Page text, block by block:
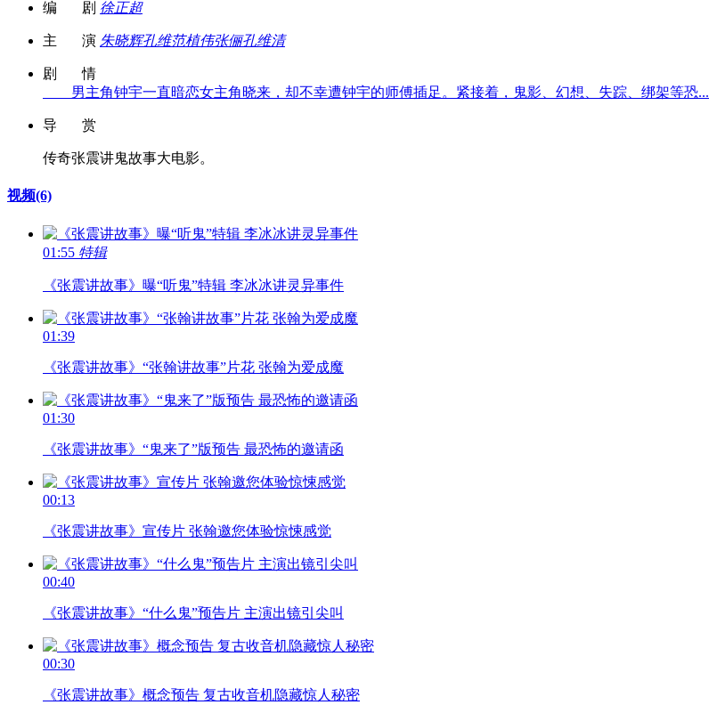
编 剧 徐正超
主 演 朱晓辉孔维范植伟张俪孔维清
剧 情
男主角钟宇一直暗恋女主角晓来，却不幸遭钟宇的师傅插足。紧接着，鬼影、幻想、失踪、绑架等恐...
导 赏
传奇张震讲鬼故事大电影。
视频(6)
01:55 特辑
《张震讲故事》曝“听鬼”特辑 李冰冰讲灵异事件
01:39
《张震讲故事》“张翰讲故事”片花 张翰为爱成魔
01:30
《张震讲故事》“鬼来了”版预告 最恐怖的邀请函
00:13
《张震讲故事》宣传片 张翰邀您体验惊悚感觉
00:40
《张震讲故事》“什么鬼”预告片 主演出镜引尖叫
00:30
《张震讲故事》概念预告 复古收音机隐藏惊人秘密